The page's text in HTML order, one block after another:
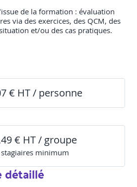
de la formation : évaluation
via des exercices, des QCM, des
et/ou des cas pratiques.
€ HT / personne
€ HT / groupe
stagiaires minimum
détaillé